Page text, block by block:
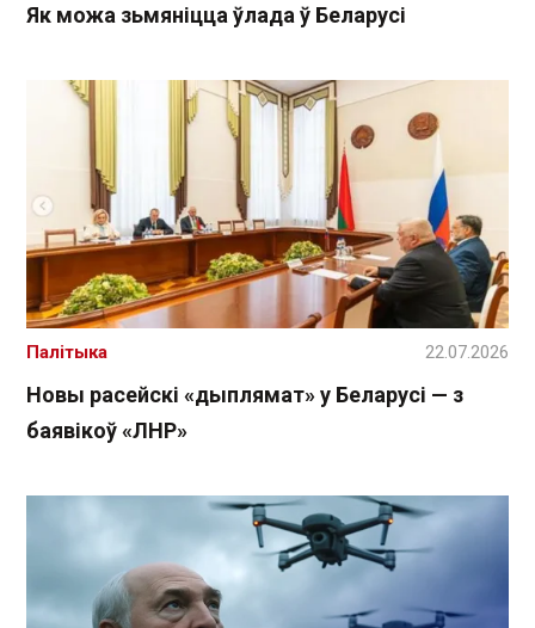
Як можа зьмяніцца ўлада ў Беларусі
Новы расейскі «дыплямат» у Беларусі — з
баявікоў «ЛНР»
Палітыка 22.07.2026